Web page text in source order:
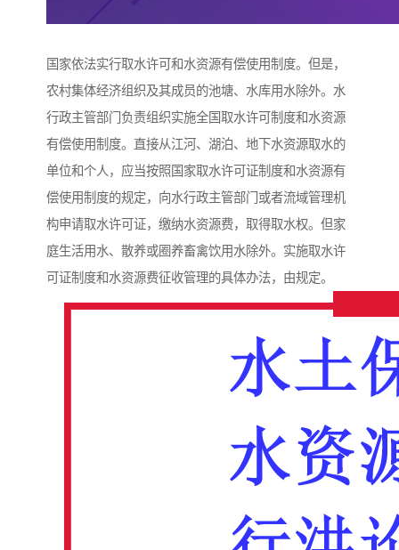
国家依法实行取水许可和水资源有偿使用制度。但是，
农村集体经济组织及其成员的池塘、水库用水除外。水
行政主管部门负责组织实施全国取水许可制度和水资源
有偿使用制度。直接从江河、湖泊、地下水资源取水的
单位和个人，应当按照国家取水许可证制度和水资源有
偿使用制度的规定，向水行政主管部门或者流域管理机
构申请取水许可证，缴纳水资源费，取得取水权。但家
庭生活用水、散养或圈养畜禽饮用水除外。实施取水许
可证制度和水资源费征收管理的具体办法，由规定。